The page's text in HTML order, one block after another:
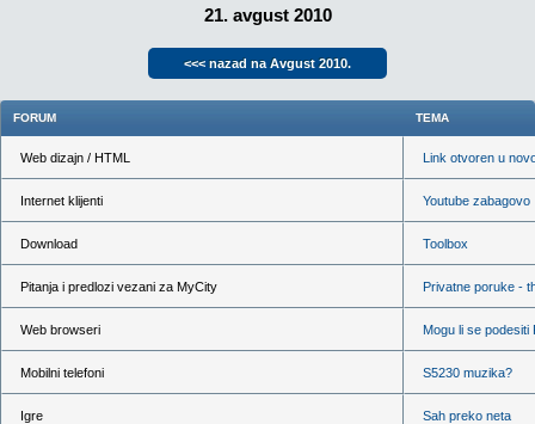
21. avgust 2010
<<< nazad na Avgust 2010.
FORUM TEMA
Web dizajn / HTML Link otvoren u
Internet klijenti Youtube zabagovo
Download Toolbox
Pitanja i predlozi vezani za MyCity Privatne poruke -
Web browseri Mogu li se
Mobilni telefoni S5230 muzika?
Igre Sah preko neta